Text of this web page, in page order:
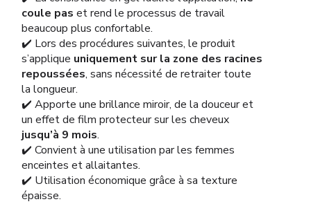
coule pas et rend le processus de travail
beaucoup plus confortable.
✔️ Lors des procédures suivantes, le produit
s’applique uniquement sur la zone des racines
repoussées, sans nécessité de retraiter toute
la longueur.
✔️ Apporte une brillance miroir, de la douceur et
un effet de film protecteur sur les cheveux
jusqu’à 9 mois.
✔️ Convient à une utilisation par les femmes
enceintes et allaitantes.
✔️ Utilisation économique grâce à sa texture
épaisse.